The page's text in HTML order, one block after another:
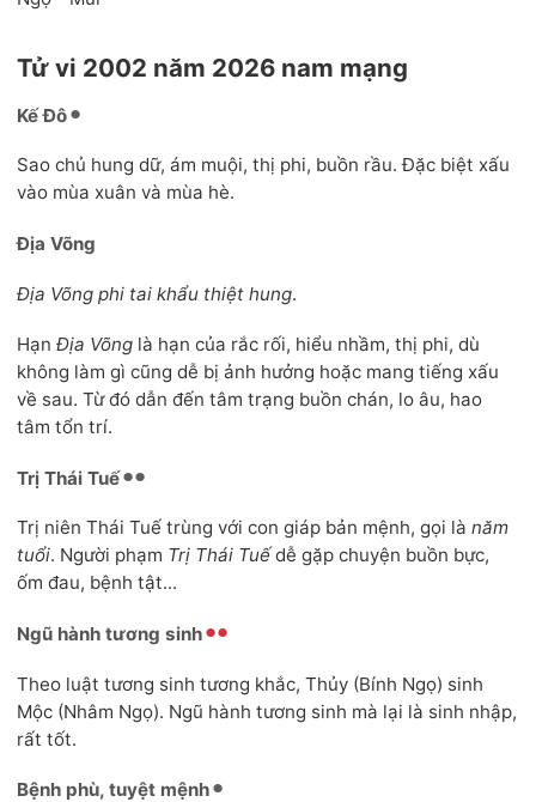
Tử vi 2002 năm 2026 nam mạng
Kế Đô
Sao chủ hung dữ, ám muội, thị phi, buồn rầu. Đặc biệt xấu
vào mùa xuân và mùa hè.
Địa Võng
Địa Võng phi tai khẩu thiệt hung.
HạnĐịa Võng là hạn của rắc rối, hiểu nhầm, thị phi, dù
không làm gì cũng dễ bị ảnh hưởng hoặc mang tiếng xấu
về sau. Từ đó dẫn đến tâm trạng buồn chán, lo âu, hao
tâm tổn trí.
Trị Thái Tuế
Trị niên Thái Tuế trùng với con giáp bản mệnh, gọi lànăm
tuổi. Người phạm Trị Thái Tuếdễ gặp chuyện buồn bực,
ốm đau, bệnh tật...
Ngũ hành tương sinh
Theo luật tương sinh tương khắc, Thủy (Bính Ngọ) sinh
Mộc (Nhâm Ngọ). Ngũ hành tương sinh mà lại là sinh nhập,
rất tốt.
Bệnh phù, tuyệt mệnh